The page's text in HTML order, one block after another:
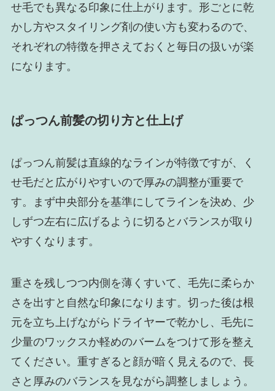
せ毛でも異なる印象に仕上がります。形ごとに乾
かし方やスタイリング剤の使い方も変わるので、
それぞれの特徴を押さえておくと毎日の扱いが楽
になります。
ぱっつん前髪の切り方と仕上げ
ぱっつん前髪は直線的なラインが特徴ですが、く
せ毛だと広がりやすいので厚みの調整が重要で
す。まず中央部分を基準にしてラインを決め、少
しずつ左右に広げるように切るとバランスが取り
やすくなります。
重さを残しつつ内側を薄くすいて、毛先に柔らか
さを出すと自然な印象になります。切った後は根
元を立ち上げながらドライヤーで乾かし、毛先に
少量のワックスか軽めのバームをつけて形を整え
てください。重すぎると顔が暗く見えるので、長
さと厚みのバランスを見ながら調整しましょう。